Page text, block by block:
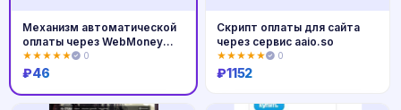
Механизм автоматической
оплаты через WebMoney
Click and
★★★★★ 0
₽46
Скрипт оплаты для сайта
через сервис aaio.so
★★★★★ 0
₽1152